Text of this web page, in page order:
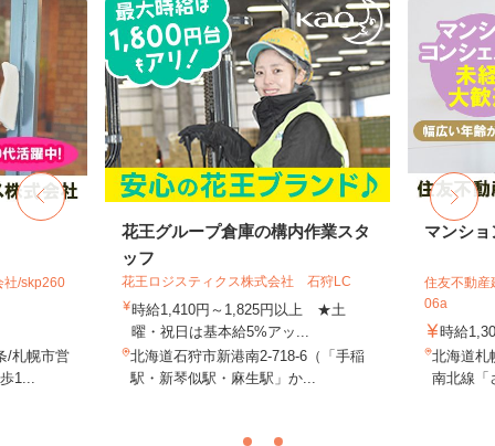
社/skp260
/札幌市営
1...
花王グループ倉庫の構内作業スタ
ッフ
花王ロジスティクス株式会社 石狩LC
時給1,410円～1,825円以上 ★土
曜・祝日は基本給5%アッ...
北海道石狩市新港南2-718-6（「手稲
駅・新琴似駅・麻生駅」か...
マンシ
住友不動産
06a
時給
北海道札
南北線「